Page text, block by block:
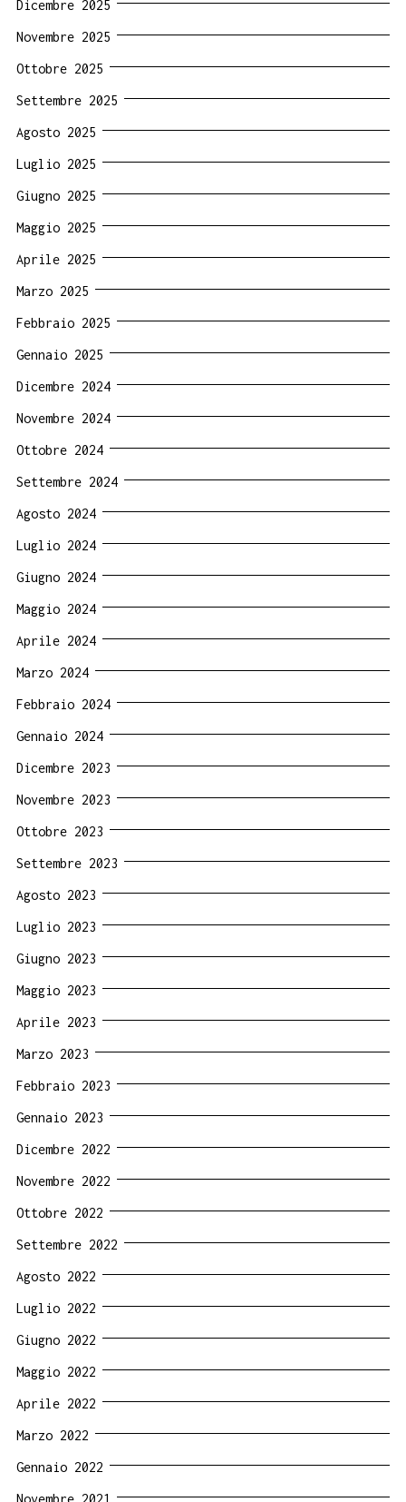
Dicembre 2025
Novembre 2025
Ottobre 2025
Settembre 2025
Agosto 2025
Luglio 2025
Giugno 2025
Maggio 2025
Aprile 2025
Marzo 2025
Febbraio 2025
Gennaio 2025
Dicembre 2024
Novembre 2024
Ottobre 2024
Settembre 2024
Agosto 2024
Luglio 2024
Giugno 2024
Maggio 2024
Aprile 2024
Marzo 2024
Febbraio 2024
Gennaio 2024
Dicembre 2023
Novembre 2023
Ottobre 2023
Settembre 2023
Agosto 2023
Luglio 2023
Giugno 2023
Maggio 2023
Aprile 2023
Marzo 2023
Febbraio 2023
Gennaio 2023
Dicembre 2022
Novembre 2022
Ottobre 2022
Settembre 2022
Agosto 2022
Luglio 2022
Giugno 2022
Maggio 2022
Aprile 2022
Marzo 2022
Gennaio 2022
Novembre 2021